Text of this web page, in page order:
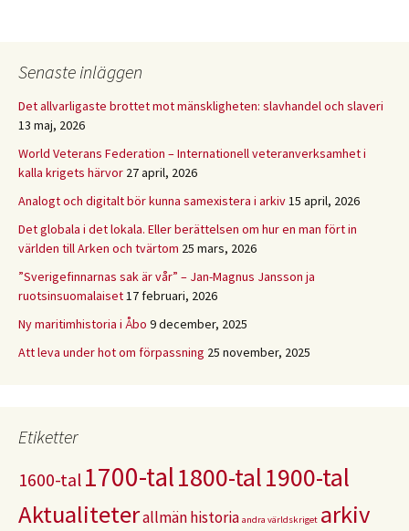
Senaste inläggen
Det allvarligaste brottet mot mänskligheten: slavhandel och slaveri
13 maj, 2026
World Veterans Federation – Internationell veteranverksamhet i
kalla krigets härvor 27 april, 2026
Analogt och digitalt bör kunna samexistera i arkiv15 april, 2026
Det globala i det lokala. Eller berättelsen om hur en man fört in
världen till Arken och tvärtom 25 mars, 2026
”Sverigefinnarnas sak är vår” – Jan-Magnus Jansson ja
ruotsinsuomalaiset17 februari, 2026
Ny maritimhistoria i Åbo 9 december, 2025
Att leva under hot om förpassning 25 november, 2025
Etiketter
1600-tal 1700-tal1800-tal1900-tal
Aktualiteterallmän historia andra världskriget arkiv